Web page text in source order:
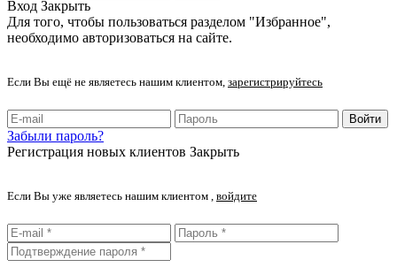
Вход Закрыть
Для того, чтобы пользоваться разделом "Избранное",
необходимо авторизоваться на сайте.
Если Вы ещё не являетесь нашим клиентом, зарегистрируйтесь
Войти
Забыли пароль?
Регистрация новых клиентов Закрыть
Если Вы уже являетесь нашим клиентом , войдите